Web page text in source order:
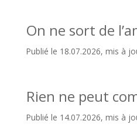
On ne sort de
Publié le 18.07.2026, mis à
Rien ne peut
Publié le 14.07.2026, mis à